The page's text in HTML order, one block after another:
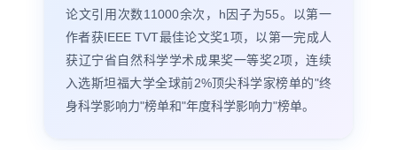
论文引用次数11000余次，h因子为55。以第一
作者获IEEE TVT最佳论文奖1项，以第一完成人
获辽宁省自然科学学术成果奖一等奖2项，连续
入选斯坦福大学全球前2%顶尖科学家榜单的"终
身科学影响力"榜单和"年度科学影响力"榜单。